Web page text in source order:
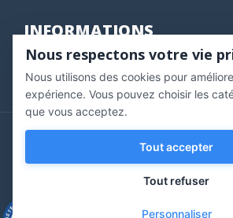
INFORMATIONS
Marchand approuvé par la Société des Avis
pour vérifier .
Copyright © 2020 Vernazobres
réservés.
Nous respectons votre vie
Nous utilisons des cookies pour
expérience. Vous pouvez choisir les
que vous acceptez.
Tout accepter
Tout refuser
Personnaliser